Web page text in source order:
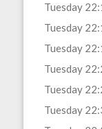
Tuesday
Tuesday
Tuesday
Tuesday
Tuesday
Tuesday